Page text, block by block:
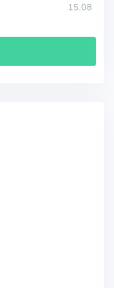
15.08